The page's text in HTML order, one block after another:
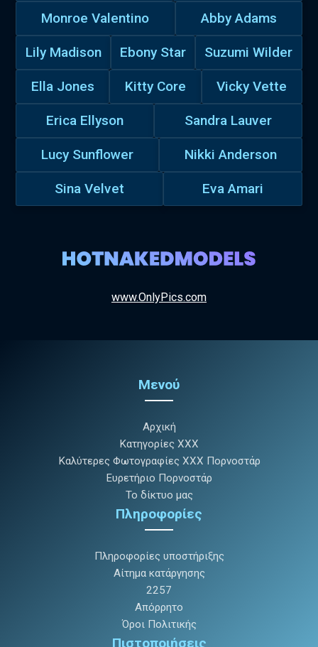
Monroe Valentino Abby Adams
Lily Madison Ebony Star Suzumi Wilder
Ella Jones Kitty Core Vicky Vette
Erica Ellyson Sandra Lauver
Lucy Sunflower Nikki Anderson
Sina Velvet Eva Amari
www.OnlyPics.com
Μενού
Αρχική
Κατηγορίες XXX
Καλύτερες Φωτογραφίες XXX Πορνοστάρ
Ευρετήριο Πορνοστάρ
Το δίκτυο μας
Πληροφορίες
Πληροφορίες υποστήριξης
Αίτημα κατάργησης
2257
Απόρρητο
Όροι Πολιτικής
Πιστοποιήσεις